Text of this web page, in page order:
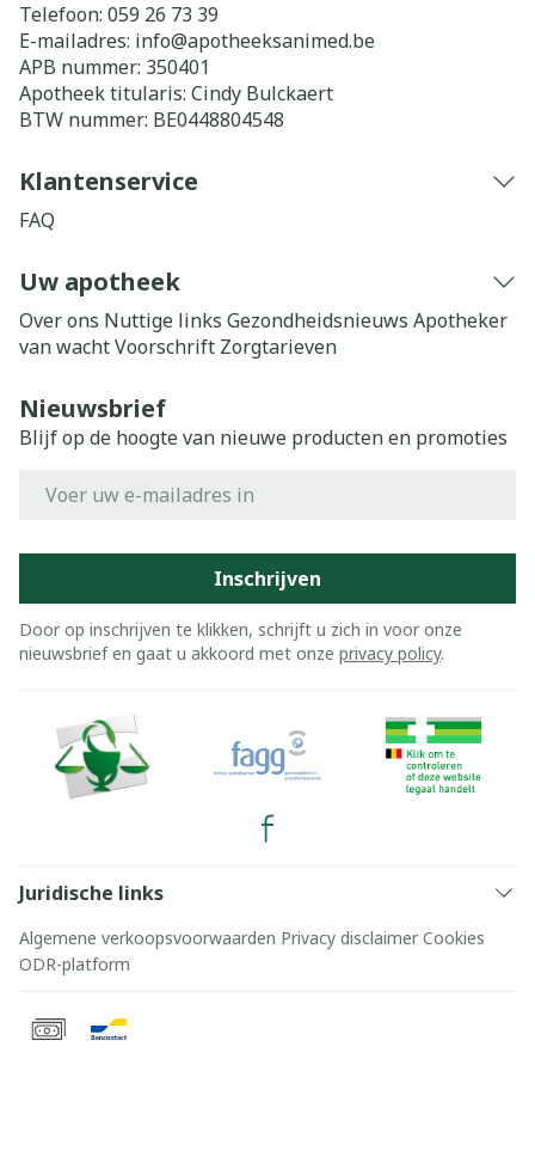
Telefoon: 059 26 73 39
E-mailadres: info@apotheeksanimed.be
APB nummer: 350401
Apotheek titularis: Cindy Bulckaert
BTW nummer: BE0448804548
Klantenservice
FAQ
Uw apotheek
Over ons Nuttige links Gezondheidsnieuws Apotheker
van wachtVoorschrift Zorgtarieven
Nieuwsbrief
Blijf op de hoogte van nieuwe producten en promoties
Inschrijven
Door op inschrijven te klikken, schrijft u zich in voor onze
nieuwsbrief en gaat u akkoord met onze privacy policy.
Juridische links
Algemene verkoopsvoorwaarden Privacy disclaimer Cookies
ODR-platform